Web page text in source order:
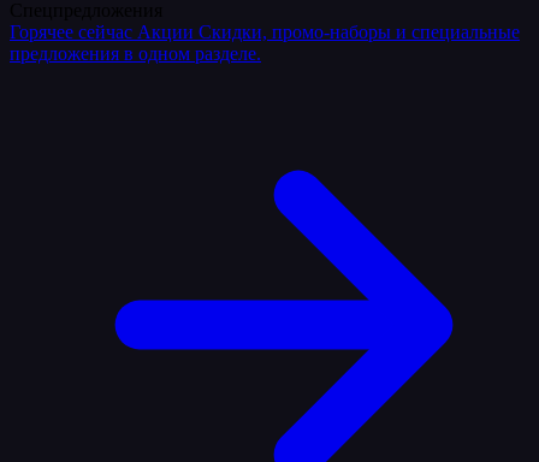
Горячее сейчас Акции Скидки, промо-наборы и специальные
предложения в одном разделе.